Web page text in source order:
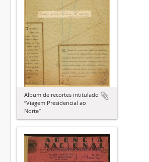
Álbum de recortes intitulado
“Viagem Presidencial ao
Norte”